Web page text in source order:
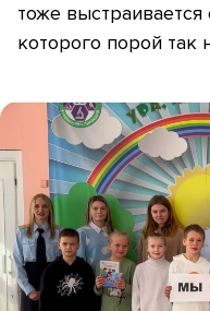
тоже
которого порой так